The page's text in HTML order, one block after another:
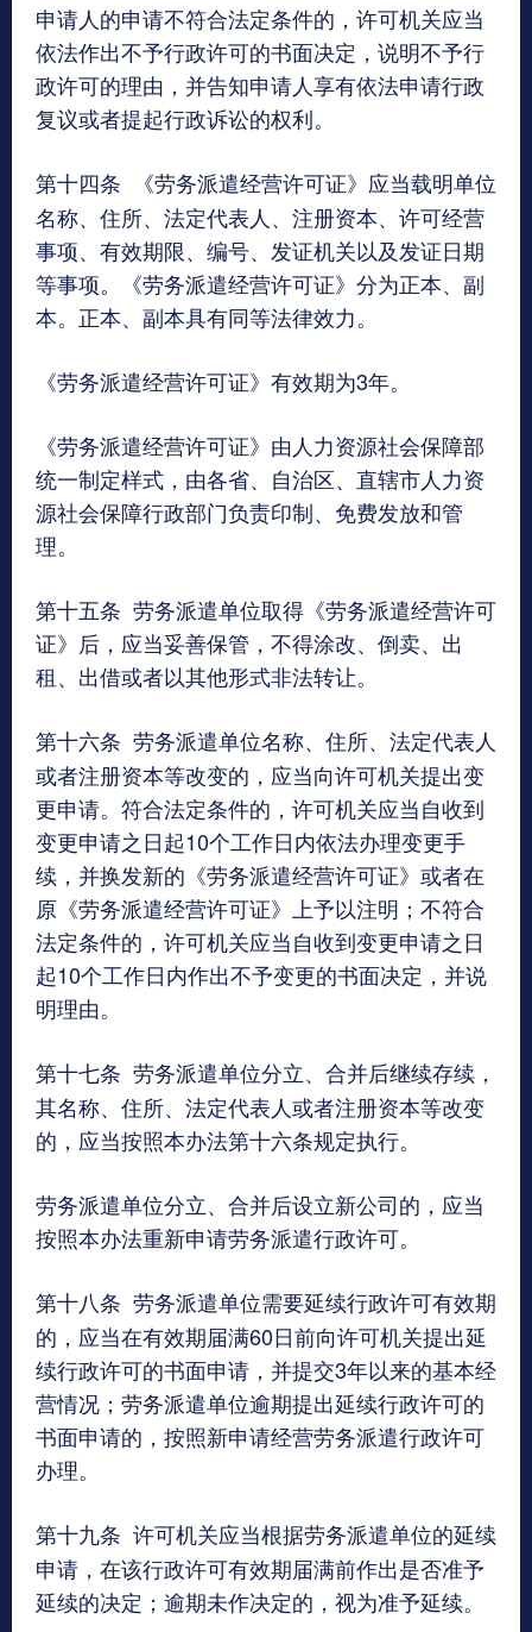
申请人的申请不符合法定条件的，许可机关应当
依法作出不予行政许可的书面决定，说明不予行
政许可的理由，并告知申请人享有依法申请行政
复议或者提起行政诉讼的权利。
第十四条
《劳务派遣经营许可证》应当载明单位
名称、住所、法定代表人、注册资本、许可经营
事项、有效期限、编号、发证机关以及发证日期
等事项。《劳务派遣经营许可证》分为正本、副
本。正本、副本具有同等法律效力。
《劳务派遣经营许可证》有效期为3年。
《劳务派遣经营许可证》由人力资源社会保障部
统一制定样式，由各省、自治区、直辖市人力资
源社会保障行政部门负责印制、免费发放和管
理。
第十五条 劳务派遣单位取得《劳务派遣经营许可
证》后，应当妥善保管，不得涂改、倒卖、出
租、出借或者以其他形式非法转让。
第十六条 劳务派遣单位名称、住所、法定代表人
或者注册资本等改变的，应当向许可机关提出变
更申请。符合法定条件的，许可机关应当自收到
变更申请之日起10个工作日内依法办理变更手
续，并换发新的《劳务派遣经营许可证》或者在
原《劳务派遣经营许可证》上予以注明；不符合
法定条件的，许可机关应当自收到变更申请之日
起10个工作日内作出不予变更的书面决定，并说
明理由。
第十七条 劳务派遣单位分立、合并后继续存续，
其名称、住所、法定代表人或者注册资本等改变
的，应当按照本办法第十六条规定执行。
劳务派遣单位分立、合并后设立新公司的，应当
按照本办法重新申请劳务派遣行政许可。
第十八条 劳务派遣单位需要延续行政许可有效期
的，应当在有效期届满60日前向许可机关提出延
续行政许可的书面申请，并提交3年以来的基本经
营情况；劳务派遣单位逾期提出延续行政许可的
书面申请的，按照新申请经营劳务派遣行政许可
办理。
第十九条 许可机关应当根据劳务派遣单位的延续
申请，在该行政许可有效期届满前作出是否准予
延续的决定；逾期未作决定的，视为准予延续。